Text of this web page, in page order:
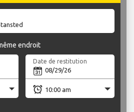
endroit
Date de restitution